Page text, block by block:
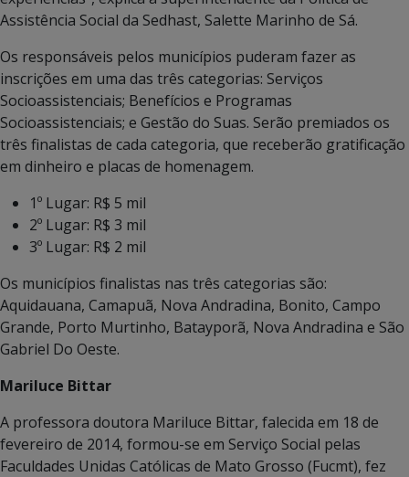
Assistência Social da Sedhast, Salette Marinho de Sá.
Os responsáveis pelos municípios puderam fazer as
inscrições em uma das três categorias: Serviços
Socioassistenciais; Benefícios e Programas
Socioassistenciais; e Gestão do Suas. Serão premiados os
três finalistas de cada categoria, que receberão gratificação
em dinheiro e placas de homenagem.
1º Lugar: R$ 5 mil
2º Lugar: R$ 3 mil
3º Lugar: R$ 2 mil
Os municípios finalistas nas três categorias são:
Aquidauana, Camapuã, Nova Andradina, Bonito, Campo
Grande, Porto Murtinho, Batayporã, Nova Andradina e São
Gabriel Do Oeste.
Mariluce Bittar
A professora doutora Mariluce Bittar, falecida em 18 de
fevereiro de 2014, formou-se em Serviço Social pelas
Faculdades Unidas Católicas de Mato Grosso (Fucmt), fez